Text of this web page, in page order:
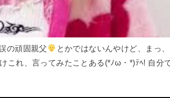
の頑固親父
とかではないんやけど、まっ、
これ、言ってみたことある(*ﾉω・*)ﾃﾍ! 自分